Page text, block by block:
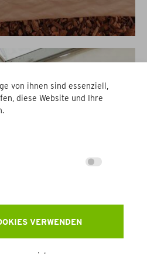
von ihnen sind essenziell,
diese Website und Ihre
VERWENDEN